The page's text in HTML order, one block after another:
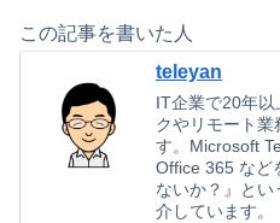
この記事を書いた人
teleyan
IT企業で20年
クやリモート業
す。Microsoft
Office 365 など
ないか？』とい
介しています。